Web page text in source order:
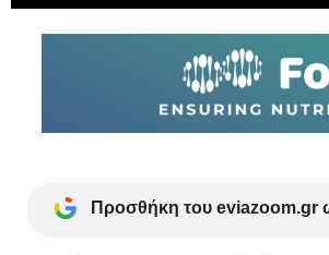
Προσθήκη του eviazoom.gr